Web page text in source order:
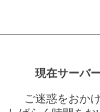
現在サーバ
ご迷惑をおか